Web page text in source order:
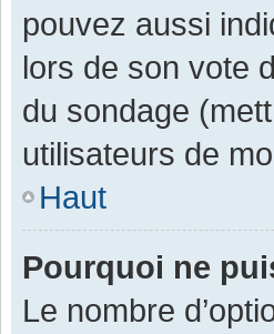
pouvez aussi
lors de son vote
du sondage
utilisateurs de
Haut
Pourquoi ne
Le nombre